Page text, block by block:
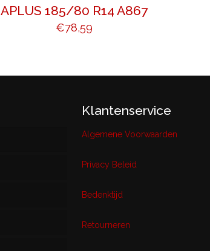
APLUS 185/80 R14 A867
€78,59
Klantenservice
Algemene Voorwaarden
Privacy Beleid
Bedenktijd
Retourneren